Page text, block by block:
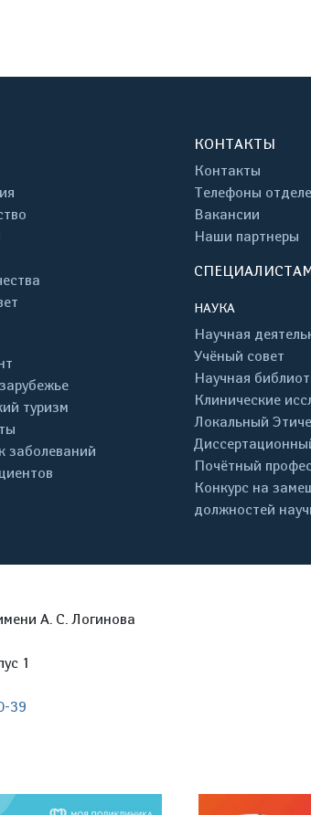
туризм
заболеваний
КОНТАКТЫ
Контакты
Телефоны
Вакансии
Наши партнеры
НАУКА
Научная
Учёный совет
Научная
Клинические
Локальный
Почётный
Конкурс на
должностей
А. С. Логинова
1
39